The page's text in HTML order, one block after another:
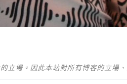
立場。因此本站對所有博客的立場